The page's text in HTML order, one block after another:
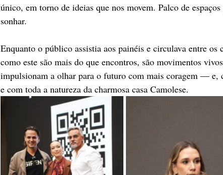
único, em torno de ideias que nos movem. Palco de
sonhar.
Enquanto o público assistia aos painéis e circulava entre os
como este são mais do que encontros, são movimentos
impulsionam a olhar para o futuro com mais coragem — e,
e com toda a natureza da charmosa casa Camolese.